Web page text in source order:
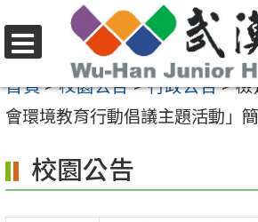
至
要
容
區
選
單
首頁>校園公告>行政公告>檢
會環境教育行動倡議主題活動」
校園公告